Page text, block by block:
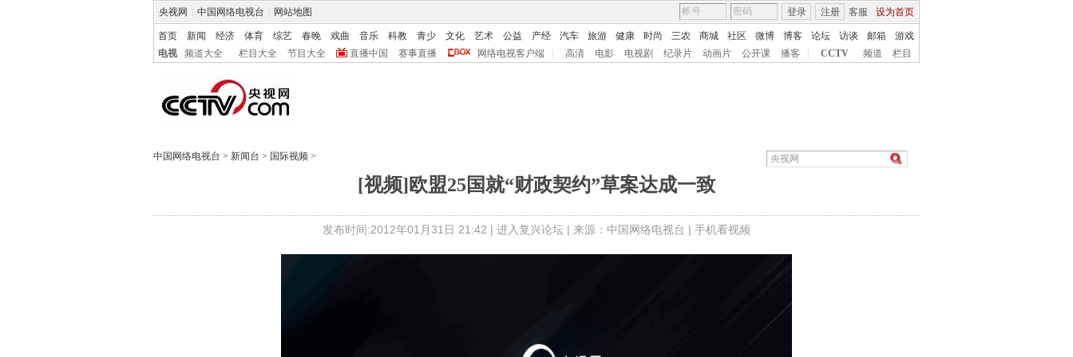
央视网 中国网络电视台 网站地图 客服 设为首页
登录 注册
首页 新闻 经济 体育 综艺 春晚 戏曲 音乐 科教 青少 文化 艺术 公益 产经 汽车 旅游 健康 时尚 三农 商城 社区 微博 博客 论坛 访谈 邮箱
游戏
电视
频道大全 栏目大全 节目大全 直播中国 赛事直播 网络电视客户端 高清 电影 电视剧 纪录片 动画片 公开课 播客 CCTV 频道 栏目
中国网络电视台 > 新闻台 > 国际视频 >
[视频]欧盟25国就“财政契约”草案达成一致
发布时间:2012年01月31日 21:42 | 进入复兴论坛 | 来源：中国网络电视台 | 手机看视频